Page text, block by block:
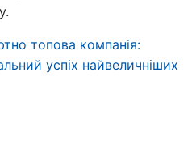
топова компанія:
успіх найвеличніших